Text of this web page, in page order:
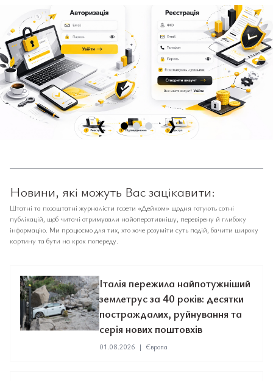
❮ ❯
Новини, які можуть Вас зацікавити:
Штатні та позаштатні журналісти газети «Дейком» щодня готують сотні
публікацій, щоб читачі отримували найоперативнішу, перевірену й глибоку
інформацію. Ми працюємо для тих, хто хоче розуміти суть подій, бачити широку
картину та бути на крок попереду.
Італія пережила найпотужніший
землетрус за 40 років: десятки
постраждалих, руйнування та
серія нових поштовхів
01.08.2026 | Європа